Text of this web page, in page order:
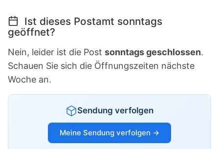
Ist dieses Postamt sonntags
geöffnet?
Nein, leider ist die Post sonntags geschlossen.
Schauen Sie sich die Öffnungszeiten nächste
Woche an.
Sendung verfolgen
Meine Sendung verfolgen →